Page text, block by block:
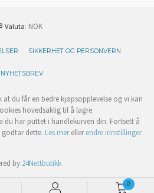
0
Valuta: NOK
SIKKERHET OG PERSONVERN
NYHETSBREV
du får en bedre kjøpsopplevelse og vi kan
hovedsaklig til å lagre
du har puttet i handlekurven din. Fortsett å
dette. Les merellerendre innstillinger
by 24Nettbutikk